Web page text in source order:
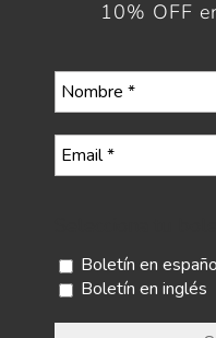
10% OFF
Boletín en
Boletín en inglés